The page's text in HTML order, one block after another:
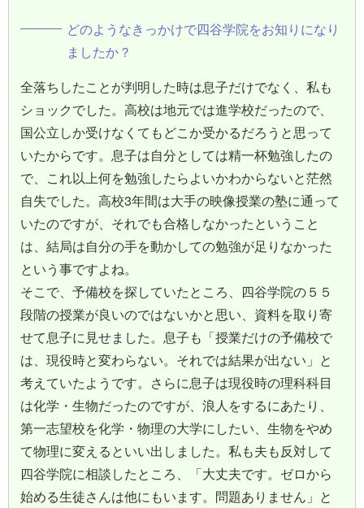
どのようなきっかけで四谷学院をお知りになり
ましたか？
全落ちしたことが判明した時は息子だけでなく、私も
ショックでした。高校は地元では進学校だったので、
国公立しか受けなくてもどこか受かるだろうと思って
いたからです。息子は自分としては精一杯勉強したの
で、これ以上何を勉強したらよいかわからないと茫然
自失でした。高校3年間は大手の映像授業の塾に通って
いたのですが、それでも合格しなかったということ
は、結局は自分の手を動かしての勉強が足りなかった
という事ですよね。
そこで、予備校を探していたところ、四谷学院の５５
段階の授業が良いのではないかと思い、資料を取り寄
せて息子に見せました。息子も「授業だけの予備校で
は、現役時と変わらない。それでは結果が出ない」と
考えていたようです。さらに息子は現役時の理科科目
は化学・生物だったのですが、浪人をするにあたり、
第一志望校を化学・物理の大学にしたい、生物をやめ
て物理に変えるといい出しました。私も夫も反対して
四谷学院に相談したところ、「大丈夫です。ゼロから
始める生徒さんは他にもいます。問題ありません」と